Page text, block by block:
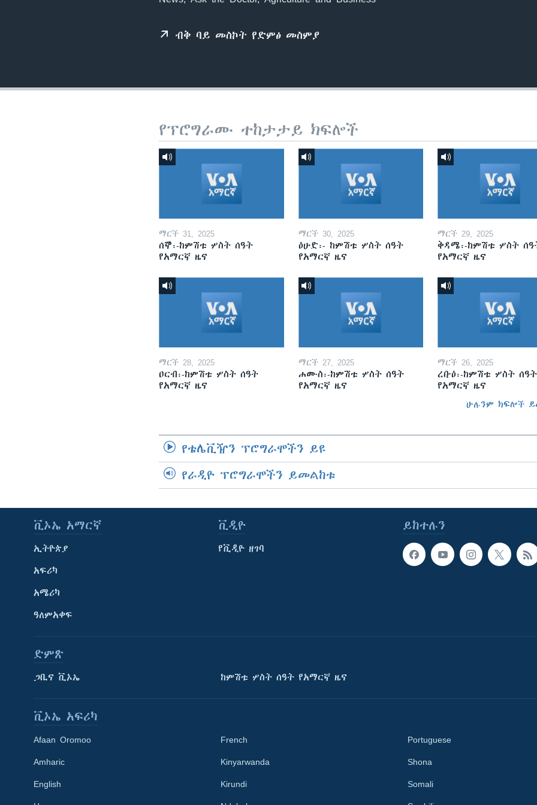
Learning English
ብቅ ባይ መስኮት የድምፅ መስምያ
የፕሮግራሙ ተከታታይ ክፍሎች
ማርች 31, 2025
ሰኞ፡-ከምሽቱ ሦስት ሰዓት
የአማርኛ ዜና
ማርች 30, 2025
ዕሁድ፡- ከምሽቱ ሦስት ሰዓት
የአማርኛ ዜና
ማርች 29, 2025
ቅዳሜ፡-ከምሽቱ ሦስት
የአማርኛ ዜና
ማርች 28, 2025
ዐርብ፡-ከምሽቱ ሦስት ሰዓት
የአማርኛ ዜና
ማርች 27, 2025
ሐሙስ፡-ከምሽቱ ሦስት ሰዓት
የአማርኛ ዜና
ማርች 26, 2025
ረቡዕ፡-ከምሽቱ ሦስት ሰዓት
የአማርኛ ዜና
ሁሉንም ክፍሎች
የቴሌቪዥን ፕሮግራሞችን ይዩ
የራዲዮ ፕሮግራሞችን ይመልከቱ
ይከተሉን
ቪኦኤ አማርኛ
ኢትዮጵያ
አፍሪካ
አሜሪካ
ዓለምአቀፍ
ቪዲዮ
የቪዲዮ ዘገባ
ድምጽ
ጋቢና ቪኦኤ ከምሽቱ ሦስት ሰዓት የአማርኛ ዜና
ቪኦኤ አፍሪካ
Afaan Oromoo
Amharic
English
French
Kinyarwanda
Kirundi
Portuguese
Shona
Somali